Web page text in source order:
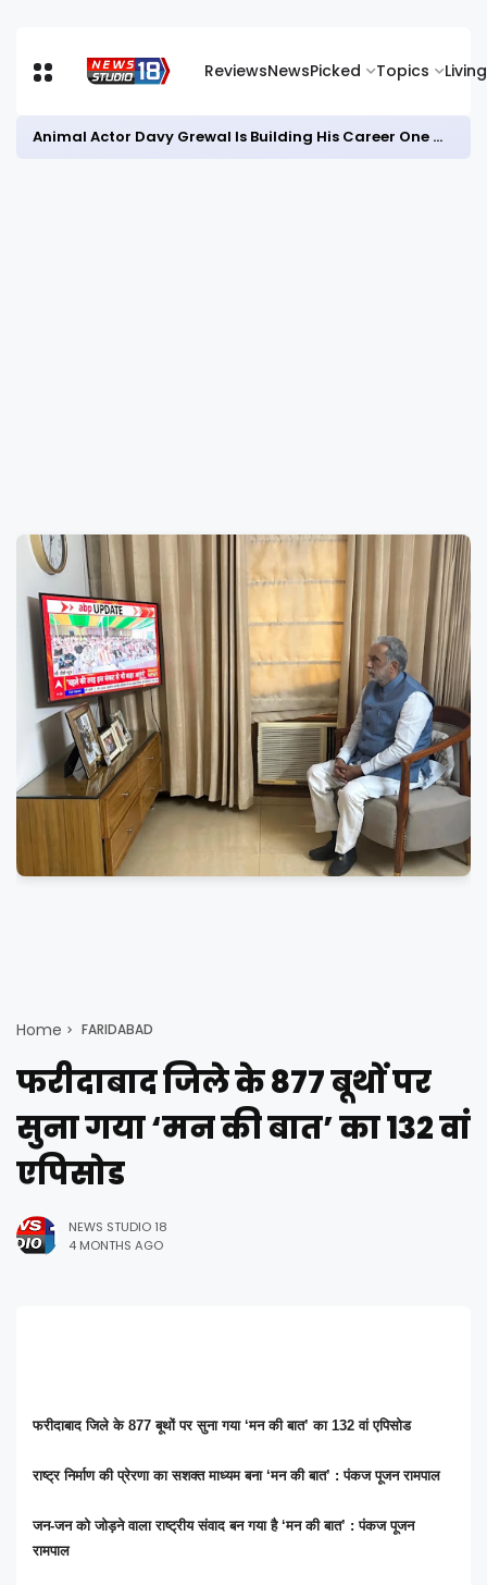
ReviewsNewsPicked Topics Living
Animal Actor Davy Grewal Is Building His Career One Role at a Time- from Courtrooms to Cinema
Home FARIDABAD
फरीदाबाद जिले के 877 बूथों पर
सुना गया ‘मन की बात’ का 132 वां
एपिसोड
NEWS STUDIO 18
4 MONTHS AGO
फरीदाबाद जिले के 877 बूथों पर सुना गया ‘मन की बात’ का 132 वां एपिसोड
राष्ट्र निर्माण की प्रेरणा का सशक्त माध्यम बना ‘मन की बात’ : पंकज पूजन रामपाल
जन-जन को जोड़ने वाला राष्ट्रीय संवाद बन गया है ‘मन की बात’ : पंकज पूजन
रामपाल